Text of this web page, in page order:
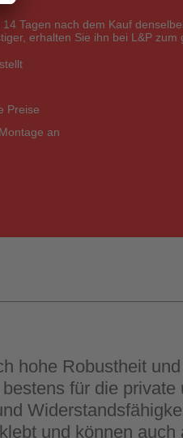
Tagen nach dem Kauf
erhalten Sie ihn bei L&P zum
Preise
an
hohe Robustheit und
für die private
und können auch